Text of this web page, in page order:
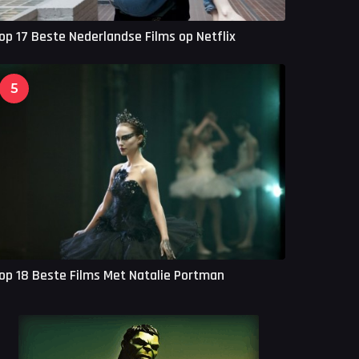
17 Beste Nederlandse Films op Netflix
5
18 Beste Films Met Natalie Portman